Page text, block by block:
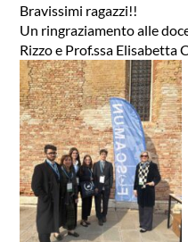
Bravissimi ragazzi!!
Un ringraziamento alle
Rizzo e Prof.ssa Elisabetta